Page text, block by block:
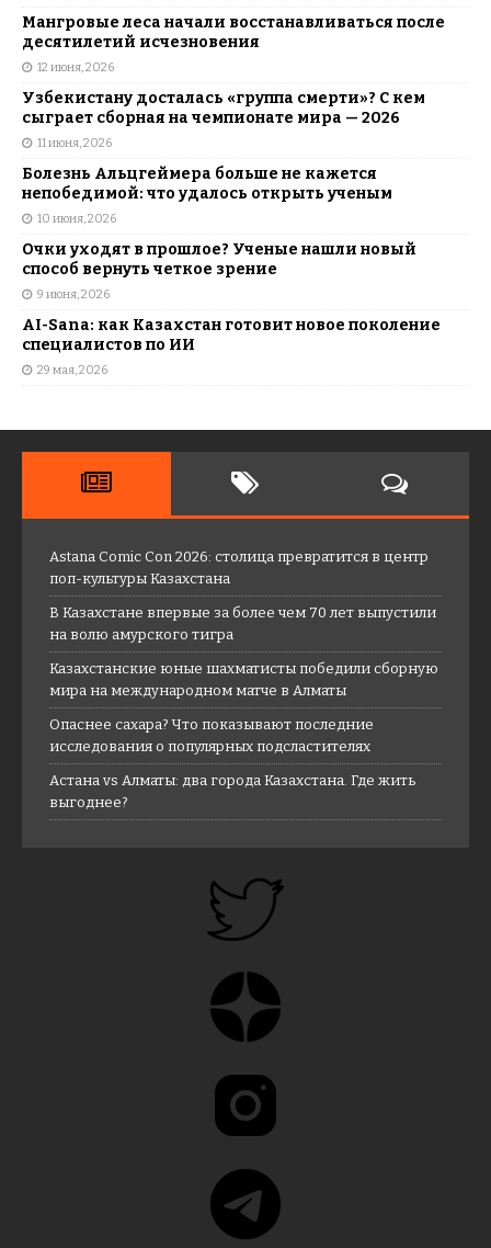
Мангровые леса начали восстанавливаться после
десятилетий исчезновения
12 июня, 2026
Узбекистану досталась «группа смерти»? С кем
сыграет сборная на чемпионате мира — 2026
11 июня, 2026
Болезнь Альцгеймера больше не кажется
непобедимой: что удалось открыть ученым
10 июня, 2026
Очки уходят в прошлое? Ученые нашли новый
способ вернуть четкое зрение
9 июня, 2026
AI-Sana: как Казахстан готовит новое поколение
специалистов по ИИ
29 мая, 2026
Astana Comic Con 2026: столица превратится в центр
поп-культуры Казахстана
В Казахстане впервые за более чем 70 лет выпустили
на волю амурского тигра
Казахстанские юные шахматисты победили сборную
мира на международном матче в Алматы
Опаснее сахара? Что показывают последние
исследования о популярных подсластителях
Астана vs Алматы: два города Казахстана. Где жить
выгоднее?